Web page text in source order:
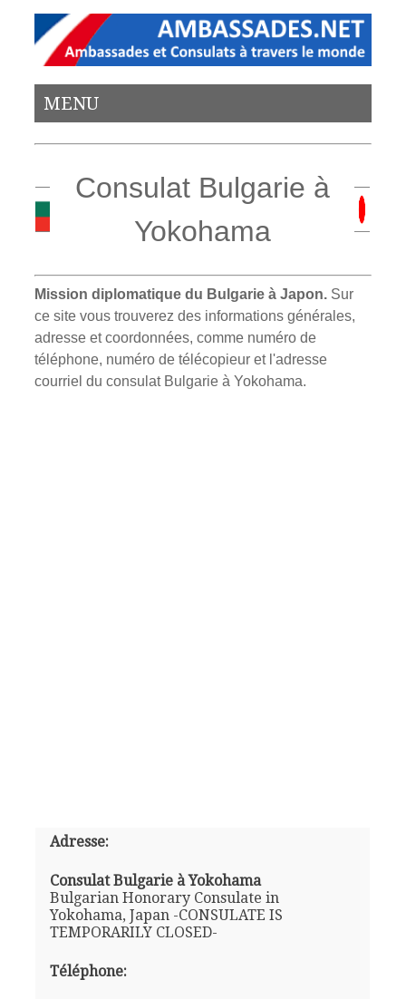
MENU
Consulat Bulgarie à
Yokohama
Mission diplomatique du Bulgarie à Japon. Sur
ce site vous trouverez des informations générales,
adresse et coordonnées, comme numéro de
téléphone, numéro de télécopieur et l'adresse
courriel du consulat Bulgarie à Yokohama.
Adresse:
Consulat Bulgarie à Yokohama
Bulgarian Honorary Consulate in
Yokohama, Japan -CONSULATE IS
TEMPORARILY CLOSED-
Téléphone: